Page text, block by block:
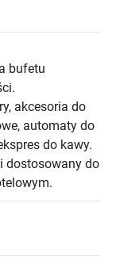
bufetu
akcesoria do
automaty do
do kawy.
dostosowany do